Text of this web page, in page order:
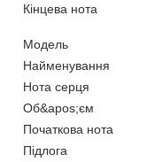
Кінцева нота
Мoдель
Найменування
Нота серця
Об&apos;єм
Початкова нота
Підлога